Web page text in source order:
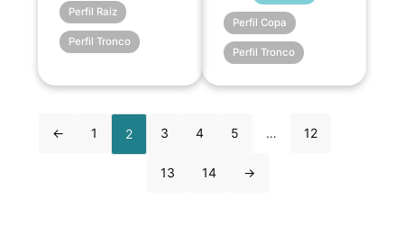
Perfil Raiz
Perfil Tronco
Perfil Copa
Perfil Tronco
← 1 2 3 4 5 … 12
13 14 →